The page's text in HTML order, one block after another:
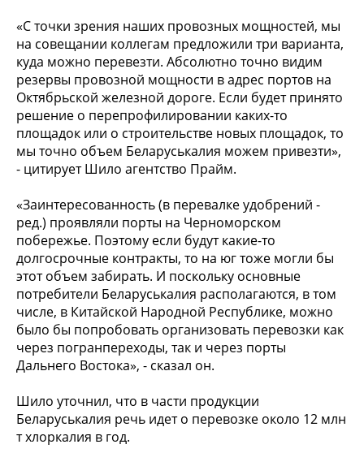
«С точки зрения наших провозных мощностей, мы
на совещании коллегам предложили три варианта,
куда можно перевезти. Абсолютно точно видим
резервы провозной мощности в адрес портов на
Октябрьской железной дороге. Если будет принято
решение о перепрофилировании каких-то
площадок или о строительстве новых площадок, то
мы точно объем Беларуськалия можем привезти»,
- цитирует Шило агентство Прайм.
«Заинтересованность (в перевалке удобрений -
ред.) проявляли порты на Черноморском
побережье. Поэтому если будут какие-то
долгосрочные контракты, то на юг тоже могли бы
этот объем забирать. И поскольку основные
потребители Беларуськалия располагаются, в том
числе, в Китайской Народной Республике, можно
было бы попробовать организовать перевозки как
через погранпереходы, так и через порты
Дальнего Востока», - сказал он.
Шило уточнил, что в части продукции
Беларуськалия речь идет о перевозке около 12 млн
т хлоркалия в год.